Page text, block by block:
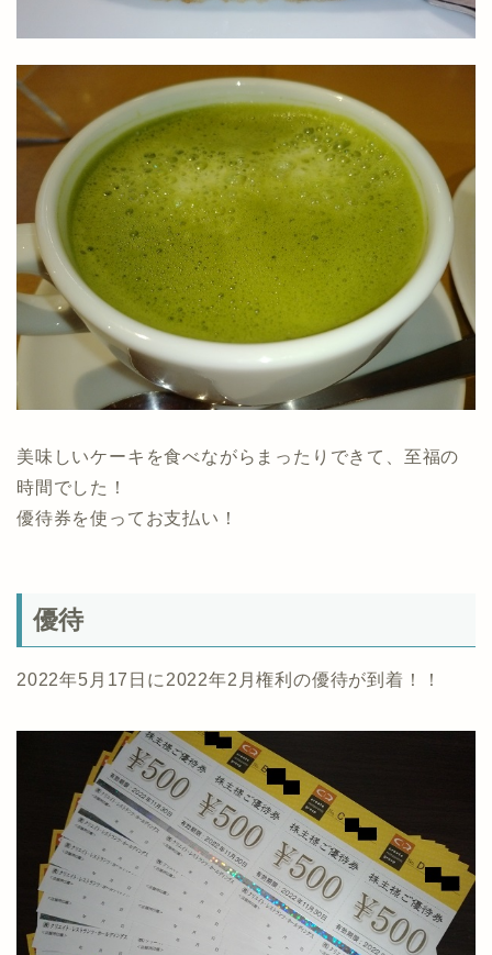
美味しいケーキを食べながらまったりできて、至福の
時間でした！
優待券を使ってお支払い！
優待
2022年5月17日に2022年2月権利の優待が到着！！